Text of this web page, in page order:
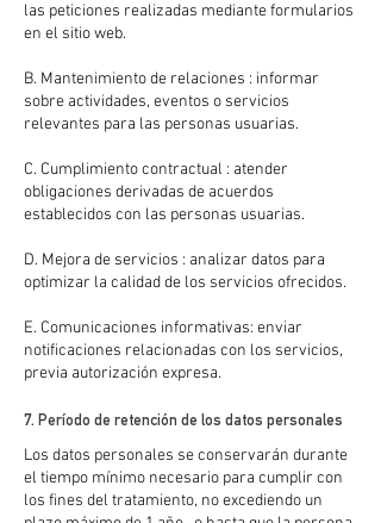
las peticiones realizadas mediante formularios
en el sitio web.
B. Mantenimiento de relaciones : informar
sobre actividades, eventos o servicios
relevantes para las personas usuarias.
C. Cumplimiento contractual : atender
obligaciones derivadas de acuerdos
establecidos con las personas usuarias.
D. Mejora de servicios : analizar datos para
optimizar la calidad de los servicios ofrecidos.
E. Comunicaciones informativas: enviar
notificaciones relacionadas con los servicios,
previa autorización expresa.
7. Período de retención de los datos personales
Los datos personales se conservarán durante
el tiempo mínimo necesario para cumplir con
los fines del tratamiento, no excediendo un